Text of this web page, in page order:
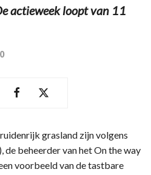
actieweek loopt van 11
grasland zijn volgens
beheerder van het On the way
voorbeeld van de tastbare